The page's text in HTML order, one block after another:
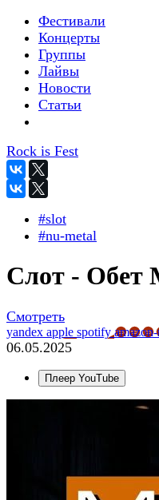
Фестивали
Концерты
Группы
Лайвы
Новости
Статьи
Rock is Fest
#slot
#nu-metal
Слот - Обет
Смотреть
yandex apple spotify
06.05.2025
Плеер YouTube